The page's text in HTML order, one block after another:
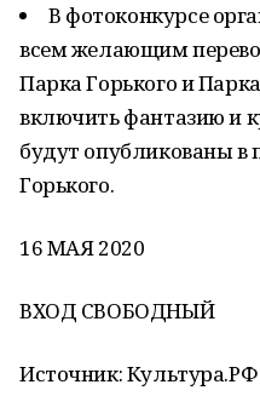
В фотоконкурсе
всем желающим
Парка Горького и
включить фантазию и
будут опубликованы
Горького.
16 МАЯ 2020
ВХОД СВОБОДНЫЙ
Источник: Культура.РФ